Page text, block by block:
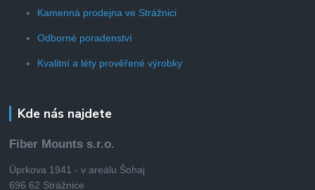
Kamenná prodejna ve Strážnici
Odborné poradenství
Kvalitní a léty prověřené výrobky
Kde nás najdete
Fiber Mounts s.r.o.
Úprkova 1941 - v areálu Šohaj
696 62 Strážnice